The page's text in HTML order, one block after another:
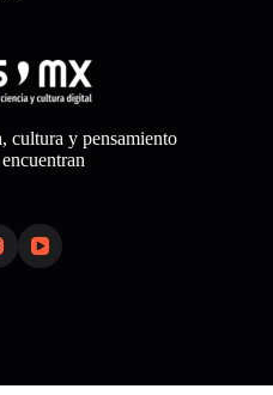
cultura y pensamiento